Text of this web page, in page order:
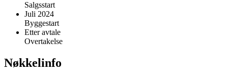
Salgsstart
Juli 2024
Byggestart
Etter avtale
Overtakelse
Nøkkelinfo